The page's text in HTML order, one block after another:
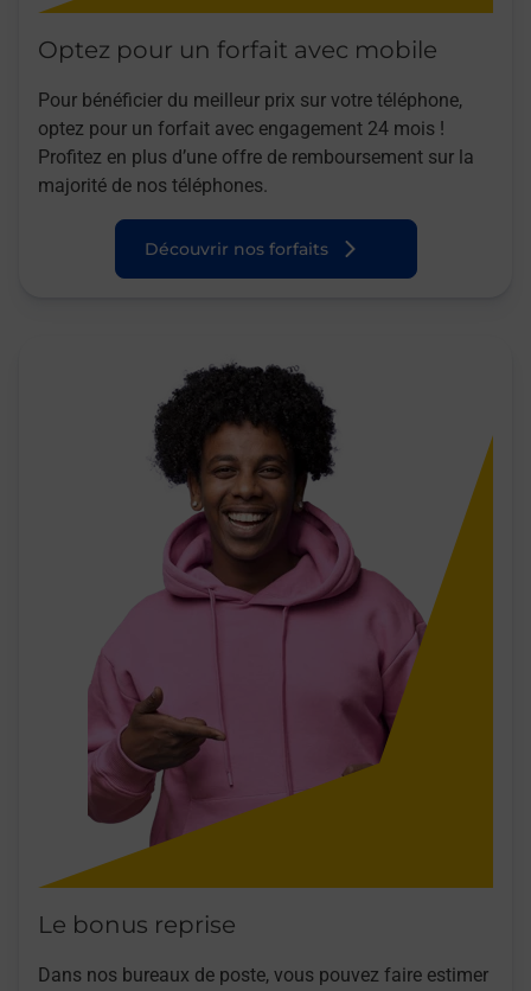
Optez pour un forfait avec mobile
Pour bénéficier du meilleur prix sur votre téléphone,
optez pour un forfait avec engagement 24 mois !
Profitez en plus d’une offre de remboursement sur la
majorité de nos téléphones.
Découvrir nos forfaits
Le bonus reprise
Dans nos bureaux de poste, vous pouvez faire estimer